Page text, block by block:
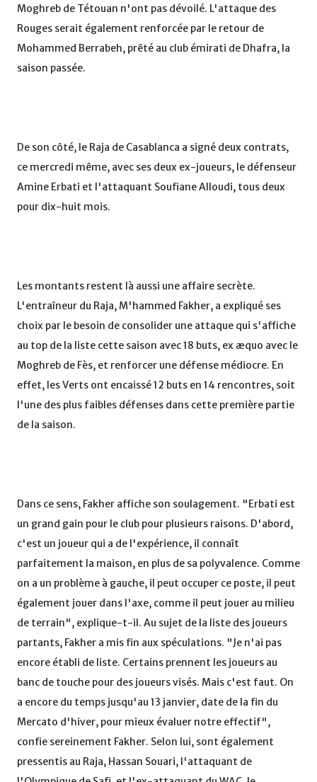
Moghreb de Tétouan n'ont pas dévoilé. L'attaque des
Rouges serait également renforcée par le retour de
Mohammed Berrabeh, prêté au club émirati de Dhafra, la
saison passée.
De son côté, le Raja de Casablanca a signé deux contrats,
ce mercredi même, avec ses deux ex-joueurs, le défenseur
Amine Erbati et l'attaquant Soufiane Alloudi, tous deux
pour dix-huit mois.
Les montants restent là aussi une affaire secrète.
L'entraîneur du Raja, M'hammed Fakher, a expliqué ses
choix par le besoin de consolider une attaque qui s'affiche
au top de la liste cette saison avec 18 buts, ex æquo avec le
Moghreb de Fès, et renforcer une défense médiocre. En
effet, les Verts ont encaissé 12 buts en 14 rencontres, soit
l'une des plus faibles défenses dans cette première partie
de la saison.
Dans ce sens, Fakher affiche son soulagement. "Erbati est
un grand gain pour le club pour plusieurs raisons. D'abord,
c'est un joueur qui a de l'expérience, il connaît
parfaitement la maison, en plus de sa polyvalence. Comme
on a un problème à gauche, il peut occuper ce poste, il peut
également jouer dans l'axe, comme il peut jouer au milieu
de terrain", explique-t-il. Au sujet de la liste des joueurs
partants, Fakher a mis fin aux spéculations. "Je n'ai pas
encore établi de liste. Certains prennent les joueurs au
banc de touche pour des joueurs visés. Mais c'est faut. On
a encore du temps jusqu'au 13 janvier, date de la fin du
Mercato d'hiver, pour mieux évaluer notre effectif",
confie sereinement Fakher. Selon lui, sont également
pressentis au Raja, Hassan Souari, l'attaquant de